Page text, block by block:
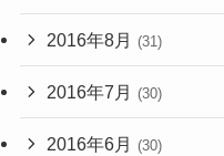
2016年8月 (31)
2016年7月 (30)
2016年6月 (30)